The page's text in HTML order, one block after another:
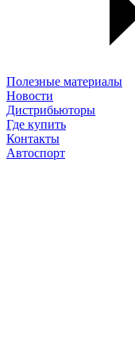
Полезные материалы
Новости
Дистрибьюторы
Где купить
Контакты
Автоспорт